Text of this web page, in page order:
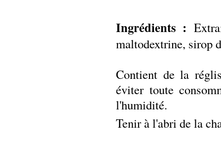
Ingrédients :
maltodextrine, sirop
Contient de la
éviter toute
l'humidité.
Tenir à l'abri de la